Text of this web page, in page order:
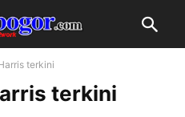
terkini
terkini